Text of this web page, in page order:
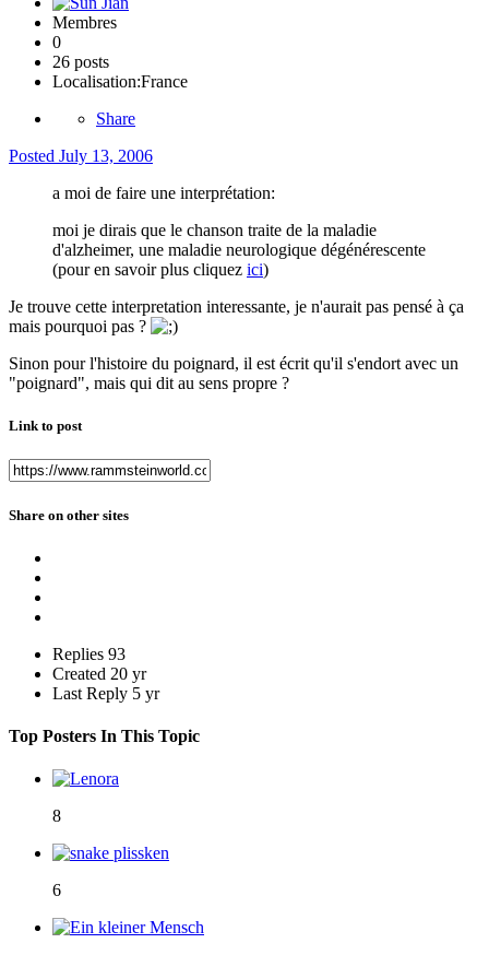
Membres
0
26 posts
Localisation:France
Share
Posted July 13, 2006
a moi de faire une interprétation:
moi je dirais que le chanson traite de la maladie
d'alzheimer, une maladie neurologique dégénérescente
(pour en savoir plus cliquez ici)
Je trouve cette interpretation interessante, je n'aurait pas pensé à ça
mais pourquoi pas ?
Sinon pour l'histoire du poignard, il est écrit qu'il s'endort avec un
"poignard", mais qui dit au sens propre ?
Link to post
Share on other sites
Replies 93
Created 20 yr
Last Reply 5 yr
Top Posters In This Topic
8
6